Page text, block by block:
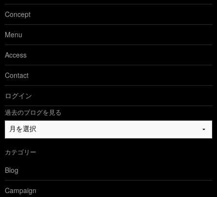
Concept
Menu
Access
Contact
ログイン
過去のブログを見る
過
去
ブ
ロ
グ
を
カテゴリー
Blog
Campaign